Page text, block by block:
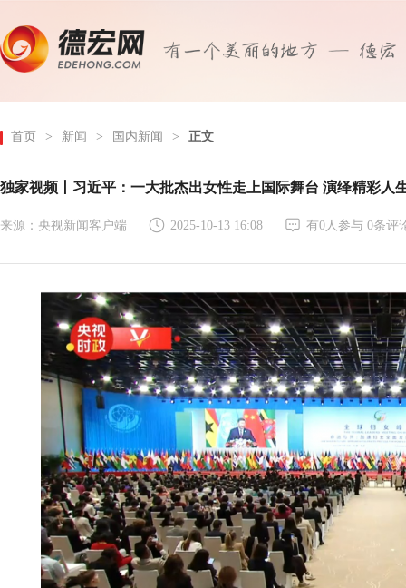
首页 > 新闻 > 国内新闻 > 正文
独家视频丨习近平：一大批杰出女性走上国际舞台 演绎精彩人
来源：央视新闻客户端 2025-10-13 16:08 有0人参与 0条评